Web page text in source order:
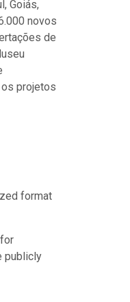
Goiás,
novos
de
os projetos
format
publicly